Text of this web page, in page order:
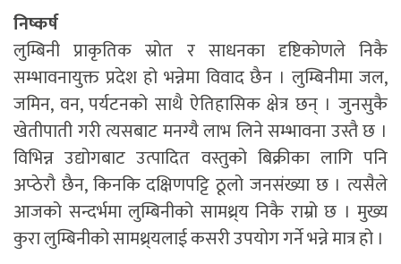
निष्कर्ष
लुम्बिनी प्राकृतिक स्रोत र साधनका दृष्टिकोणले निकै
सम्भावनायुक्त प्रदेश हो भन्नेमा विवाद छैन । लुम्बिनीमा जल,
जमिन, वन, पर्यटनको साथै ऐतिहासिक क्षेत्र छन् । जुनसुकै
खेतीपाती गरी त्यसबाट मनग्यै लाभ लिने सम्भावना उस्तै छ ।
विभिन्न उद्योगबाट उत्पादित वस्तुको बिक्रीका लागि पनि
अप्ठेरौ छैन, किनकि दक्षिणपट्टि ठूलो जनसंख्या छ । त्यसैले
आजको सन्दर्भमा लुम्बिनीको सामथ्र्य निकै राम्रो छ । मुख्य
कुरा लुम्बिनीको सामथ्र्यलाई कसरी उपयोग गर्ने भन्ने मात्र हो ।